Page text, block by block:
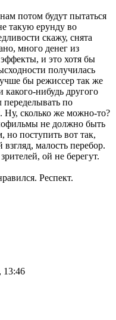
потом будут пытаться
такую ерунду во
скажу, снята
много денег из
и это хотя бы
получилась
бы режиссер так же
какого-нибудь другого
переделывать по
Ну, сколько же можно-то?
не должно быть
но поступить вот так,
малость перебор.
ой не берегут.
Респект.
13:46